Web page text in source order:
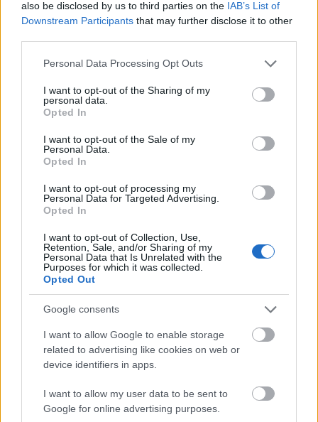
also be disclosed by us to third parties on the IAB’s List of
Downstream Participants that may further disclose it to other
Please note that this website/app uses one or more Google
not limited to your visit or usage behaviour. You may click to
grant or deny consent to Google and its third-party tags to
use your data for below specified purposes in below Google
consent section.
Personal Data Processing Opt Outs
I want to opt-out of the Sharing of my
personal data.
Opted In
I want to opt-out of the Sale of my
Personal Data.
Opted In
I want to opt-out of processing my
Personal Data for Targeted Advertising.
Opted In
I want to opt-out of Collection, Use,
Retention, Sale, and/or Sharing of my
Personal Data that Is Unrelated with the
Purposes for which it was collected.
Opted Out
Google consents
I want to allow Google to enable storage
related to advertising like cookies on web or
device identifiers in apps.
I want to allow my user data to be sent to
Google for online advertising purposes.
két logikát dolgozott ki. Az egyik a formális logika,
amely műveleteket végez és személytelen. A másik a
is kidolgozta, mégpedig három művében: a
Topikában, aSzofisztikus cáfolatok
közös, hogy mindkettő a valószínűség alapján érvel.
Abban viszont eltérnek egymástól, hogy ez az érvelés
formájában. A retorikában viszont egy ember, a
szónok beszél több-kevesebb emberhez, olykor
tömeghez, rövidebb-hosszabb folyamatos beszéd
formájában a meggyőzés szándékával.
Chaim Perelman:
érvelés
A retorika birodalma
egy szerzői előszóból és
tizennégy fejezetből áll. Az előszó a könyv
keletkezésének okát magyarázza el, az első és a
tizennegyedik fejezet az elméleti alapvetést
tartalmazza, keretként fogja össze az érvelést
tárgyaló belső fejezeteket. Perelman új